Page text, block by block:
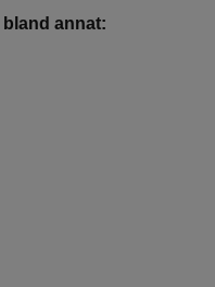
annat: